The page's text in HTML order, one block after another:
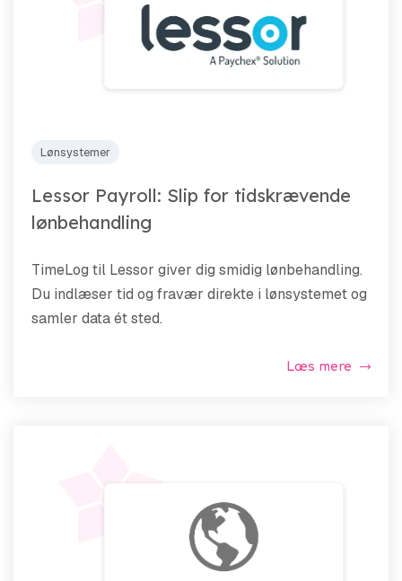
Lønsystemer
Lessor Payroll: Slip for tidskrævende
lønbehandling
TimeLog til Lessor giver dig smidig lønbehandling.
Du indlæser tid og fravær direkte i lønsystemet og
samler data ét sted.
Læs mere